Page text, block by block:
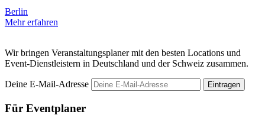
Berlin
Mehr erfahren
Wir bringen Veranstaltungsplaner mit den besten Locations und
Event-Dienstleistern in Deutschland und der Schweiz zusammen.
Deine E-Mail-Adresse Eintragen
Für Eventplaner